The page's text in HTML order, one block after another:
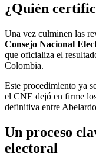
¿Quién
Una vez culminen las
Consejo Nacional
que oficializa el
Colombia.
Este procedimiento ya
el CNE dejó en firme
definitiva entre
Un proceso
electoral